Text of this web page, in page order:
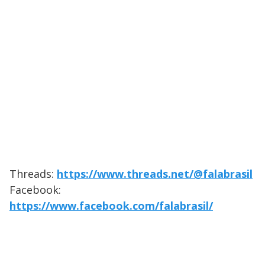
Threads: https://www.threads.net/@falabrasil
Facebook:
https://www.facebook.com/falabrasil/